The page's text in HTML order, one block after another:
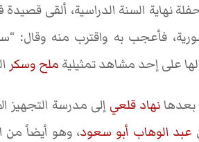
نهاية السنة الدراسية، ألقى
فأعجب به واقترب منه وقال:
على إحد مشاهد تمثيلية ملح وسكر
بعدهانهاد قلعي إلى مدرسة التجهيز
عبد الوهاب أبو سعود، وهو أيضاً من